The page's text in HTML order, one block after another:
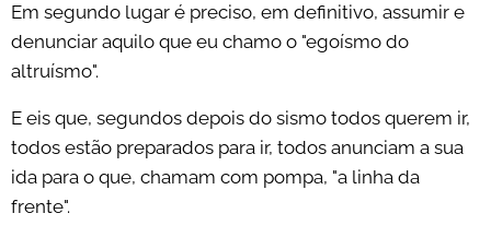
Em segundo lugar é preciso, em definitivo, assumir e
denunciar aquilo que eu chamo o "egoísmo do
altruísmo".
E eis que, segundos depois do sismo todos querem ir,
todos estão preparados para ir, todos anunciam a sua
ida para o que, chamam com pompa, "a linha da
frente".